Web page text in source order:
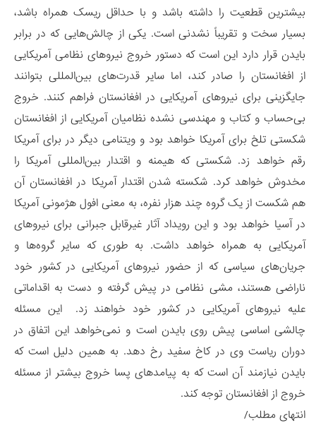
بیشترین قطعیت را داشته باشد و با حداقل ریسک همراه باشد،
بسیار سخت و تقریباً نشدنی است. یکی از چالش‌هایی که در برابر
بایدن قرار دارد این است که دستور خروج نیروهای نظامی آمریکایی
از افغانستان را صادر کند، اما سایر قدرت‌های بین‌­المللی بتوانند
جایگزینی برای نیروهای آمریکایی در افغانستان فراهم کنند. خروج
بی­‌حساب و کتاب و مهندسی نشده نظامیان آمریکایی از افغانستان
شکستی تلخ برای آمریکا خواهد بود و ویتنامی دیگر در برای آمریکا
رقم خواهد زد. شکستی که هیمنه و اقتدار بین‌­المللی آمریکا را
مخدوش خواهد کرد. شکسته شدن اقتدار آمریکا در افغانستان آن
هم شکست از یک گروه چند هزار نفره، به معنی افول هژمونی آمریکا
در آسیا خواهد بود و این رویداد آثار غیرقابل جبرانی برای نیروهای
آمریکایی به همراه خواهد داشت. به طوری که سایر گروه‌ها و
جریان‌های سیاسی که از حضور نیروهای آمریکایی در کشور خود
ناراضی هستند، مشی نظامی در پیش گرفته و دست به اقداماتی
علیه نیروهای آمریکایی در کشور خود خواهند زد. این مسئله
چالشی اساسی پیش روی بایدن است و نمی­‌خواهد این اتفاق در
دوران ریاست وی در کاخ سفید رخ دهد. به همین دلیل است که
بایدن نیازمند آن است که به پیامدهای پسا خروج بیشتر از مسئله
خروج از افغانستان توجه کند.
انتهای مطلب/